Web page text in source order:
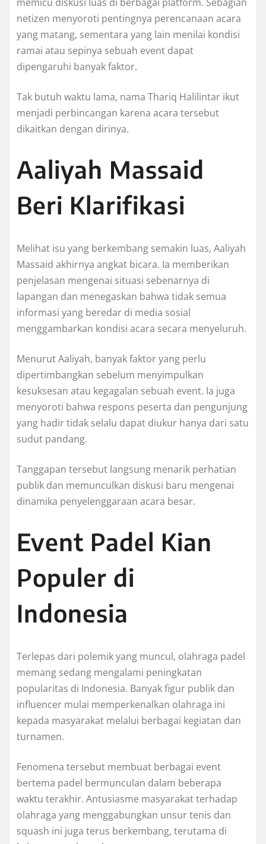
netizen menyoroti pentingnya perencanaan acara
yang matang, sementara yang lain menilai kondisi
ramai atau sepinya sebuah event dapat
dipengaruhi banyak faktor.
Tak butuh waktu lama, nama Thariq Halilintar ikut
menjadi perbincangan karena acara tersebut
dikaitkan dengan dirinya.
Aaliyah Massaid
Beri Klarifikasi
Melihat isu yang berkembang semakin luas, Aaliyah
Massaid akhirnya angkat bicara. Ia memberikan
penjelasan mengenai situasi sebenarnya di
lapangan dan menegaskan bahwa tidak semua
informasi yang beredar di media sosial
menggambarkan kondisi acara secara menyeluruh.
Menurut Aaliyah, banyak faktor yang perlu
dipertimbangkan sebelum menyimpulkan
kesuksesan atau kegagalan sebuah event. Ia juga
menyoroti bahwa respons peserta dan pengunjung
yang hadir tidak selalu dapat diukur hanya dari satu
sudut pandang.
Tanggapan tersebut langsung menarik perhatian
publik dan memunculkan diskusi baru mengenai
dinamika penyelenggaraan acara besar.
Event Padel Kian
Populer di
Indonesia
Terlepas dari polemik yang muncul, olahraga padel
memang sedang mengalami peningkatan
popularitas di Indonesia. Banyak figur publik dan
influencer mulai memperkenalkan olahraga ini
kepada masyarakat melalui berbagai kegiatan dan
turnamen.
Fenomena tersebut membuat berbagai event
bertema padel bermunculan dalam beberapa
waktu terakhir. Antusiasme masyarakat terhadap
olahraga yang menggabungkan unsur tenis dan
squash ini juga terus berkembang, terutama di